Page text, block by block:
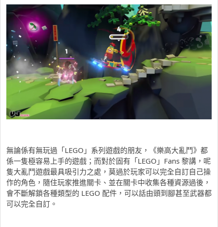
無論係有無玩過「LEGO」系列遊戲的朋友，《樂高大亂鬥》都
係一隻極容易上手的遊戲；而對於固有「LEGO」Fans 黎講，呢
隻大亂鬥遊戲最具吸引力之處，莫過於玩家可以完全自訂自己操
作的角色，隨住玩家推進關卡、並在關卡中收集各種資源過後，
會不斷解鎖各種類型的 LEGO 配件，可以話由頭到腳甚至武器都
可以完全自訂。